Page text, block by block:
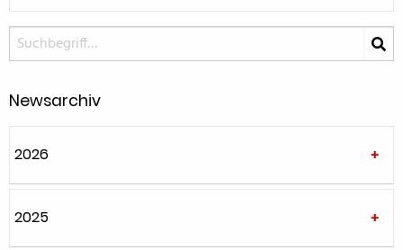
Newsarchiv
2026
2025